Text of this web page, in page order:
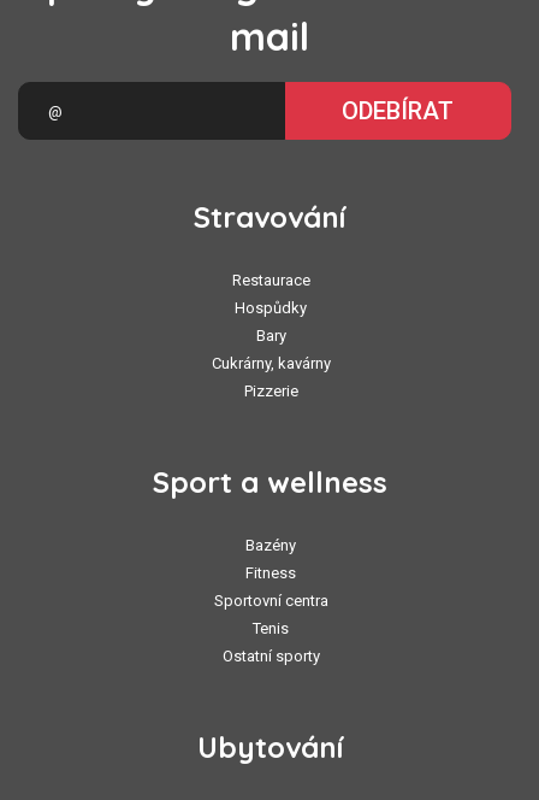
mail
ODEBÍRAT
Stravování
Restaurace
Hospůdky
Bary
Cukrárny, kavárny
Pizzerie
Sport a wellness
Bazény
Fitness
Sportovní centra
Tenis
Ostatní sporty
Ubytování